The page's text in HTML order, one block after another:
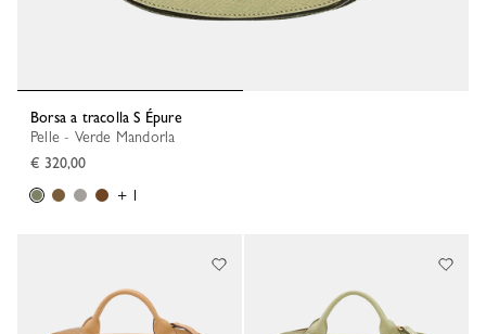
Borsa a tracolla S Épure
Pelle - Verde Mandorla
€ 320,00
+ 1